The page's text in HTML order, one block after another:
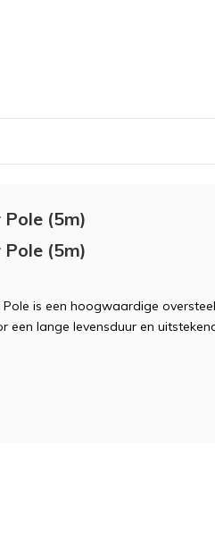
(5m)
(5m)
is een hoogwaardige
lange levensduur en